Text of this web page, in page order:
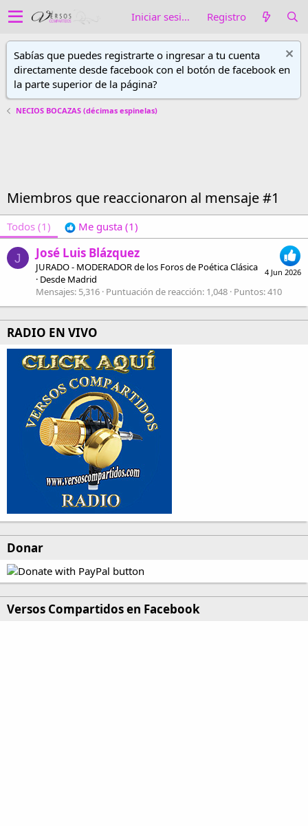
Iniciar sesión Registro
Sabías que puedes registrarte o ingresar a tu cuenta
directamente desde facebook con el botón de facebook en
la parte superior de la página?
NECIOS BOCAZAS (décimas espinelas)
Miembros que reaccionaron al mensaje #1
Todos (1) Me gusta (1)
J
4 Jun 2026
José Luis Blázquez
JURADO - MODERADOR de los Foros de Poética Clásica
· Desde Madrid
Mensajes 5,316 Puntuación de reacción 1,048 Puntos 410
RADIO EN VIVO
Donar
Versos Compartidos en Facebook